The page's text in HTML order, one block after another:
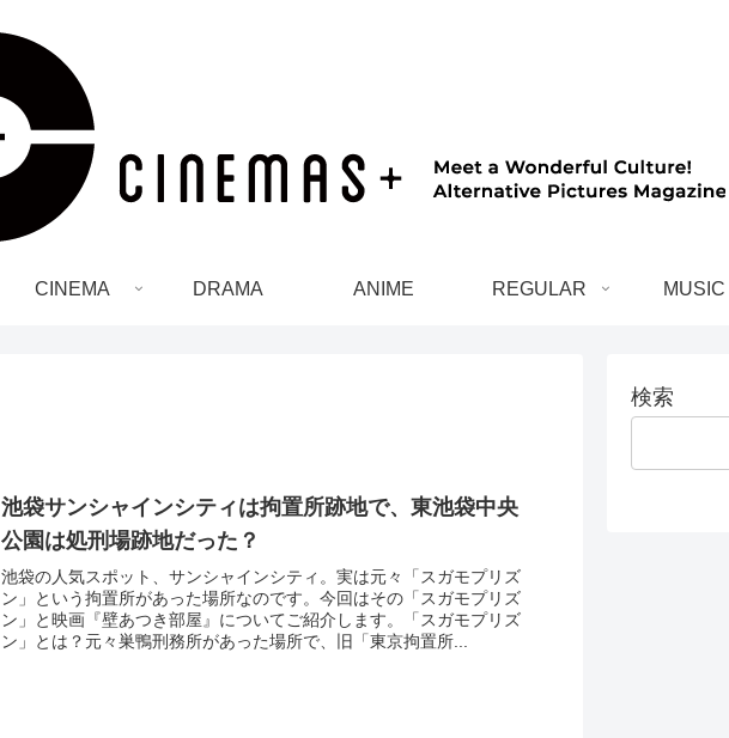
CINEMA DRAMA ANIME REGULAR MUSIC
池袋サンシャインシティは拘置所跡地で、東池袋中央
公園は処刑場跡地だった？
池袋の人気スポット、サンシャインシティ。実は元々「スガモプリズ
ン」という拘置所があった場所なのです。今回はその「スガモプリズ
ン」と映画『壁あつき部屋』についてご紹介します。「スガモプリズ
ン」とは？元々巣鴨刑務所があった場所で、旧「東京拘置所...
検索